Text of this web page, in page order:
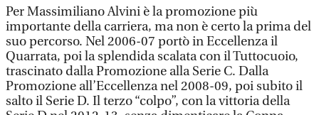
Per Massimiliano Alvini è la promozione più
importante della carriera, ma non è certo la prima del
suo percorso. Nel 2006-07 portò in Eccellenza il
Quarrata, poi la splendida scalata con il Tuttocuoio,
trascinato dalla Promozione alla Serie C. Dalla
Promozione all’Eccellenza nel 2008-09, poi subito il
salto il Serie D. Il terzo “colpo”, con la vittoria della